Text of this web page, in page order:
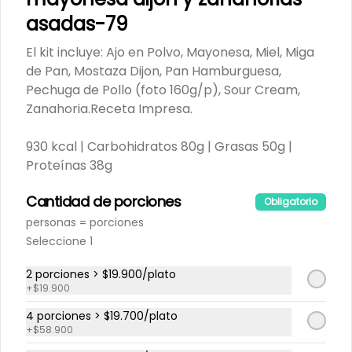
Queso Crema, Queso Parmesano,
Salmón (120g/p - peso congelado),
Receta Impresa
Carbohidratos 91g	| Grasas 64g |
Proteínas 53g
$25.900
Kit: Espagueti cremoso con
camarones al limón, maíz y
El kit incluye: Camarones (130g/p -
Crema de Leche, Diente de Ajo,
Limón, Maíz, Pasta Espagueti, Perejil
Fresco, Queso Parmesano, Zucchini
680 kcal	| Carbohidratos 84g |
Grasas 21g | Proteínas 35g
$20.900
Kit: Arroz jazmín con
camarones, crema agria y
Pollo, Camarones (130g/p - peso
congelado), Cebolla Chalota,
Cilantro, Diente de Ajo, Limón, Pasta
de Tomate, Pimentón Verde, Smoky
Cinnamon Paprika, Sour Cream,
Receta impresa.
$19.900
asadas-79
El kit incluye: Ajo en Polvo, Mayonesa, Miel, Miga
de Pan, Mostaza Dijon, Pan Hamburguesa,
Pechuga de Pollo (foto 160g/p), Sour Cream,
Zanahoria.Receta Impresa.
930 kcal | Carbohidratos 80g | Grasas 50g |
Proteínas 38g
Cantidad de porciones Obligatorio
personas = porciones
Seleccione 1
2 porciones > $19.900/plato
+$19.900
4 porciones > $19.700/plato
+$58.900